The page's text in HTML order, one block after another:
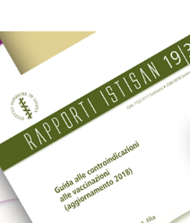
qualità